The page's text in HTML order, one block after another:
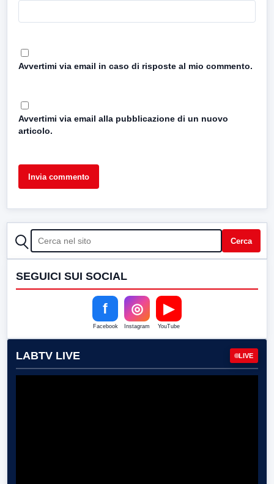
Avvertimi via email in caso di risposte al mio commento.
Avvertimi via email alla pubblicazione di un nuovo
articolo.
CERCA Cerca
SEGUICI SUI SOCIAL
f
Facebook
◎
Instagram
▶
YouTube
LABTV LIVE LIVE